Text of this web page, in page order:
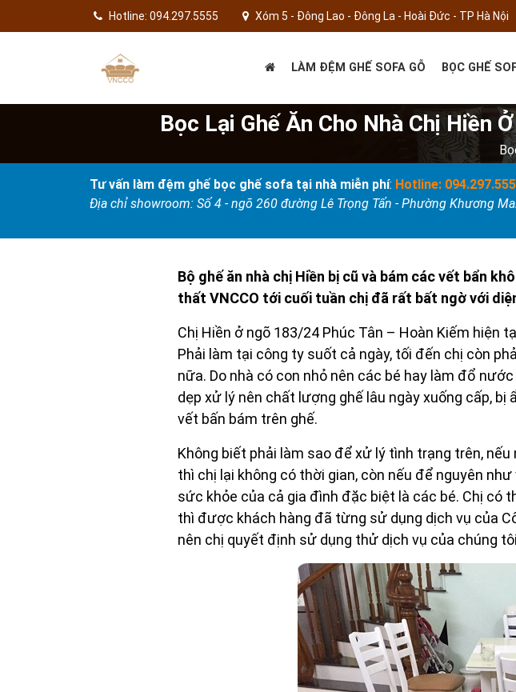
Hotline: 094.297.5555 Xóm 5 - Đông Lao - Đông La - Hoài Đức - TP Hà Nội
LÀM ĐỆM GHẾ SOFA GỖ BỌC GHẾ
Bọc Lại Ghế Ăn Cho Nhà Chị Hiền
Tư vấn làm đệm ghế bọc ghế sofa tại nhà miễn phí: Hotline:
Địa chỉ showroom: Số 4 - ngõ 260 đường Lê Trọng Tấn - Phường Khương
Bộ ghế ăn nhà chị Hiền bị cũ và bám các vết bẩn
thất VNCCO tới cuối tuần chị đã rất bất ngờ với
Chị Hiền ở ngõ 183/24 Phúc Tân – Hoàn Kiếm hiện
Phải làm tại công ty suốt cả ngày, tối đến chị còn
nữa. Do nhà có con nhỏ nên các bé hay làm đổ
dẹp xử lý nên chất lượng ghế lâu ngày xuống cấp,
vết bấn bám trên ghế.
Không biết phải làm sao để xử lý tình trạng trên,
thì chị lại không có thời gian, còn nếu để nguyên
sức khỏe của cả gia đình đặc biệt là các bé. Chị có
thì được khách hàng đã từng sử dụng dịch vụ của
nên chị quyết định sử dụng thử dịch vụ của chúng